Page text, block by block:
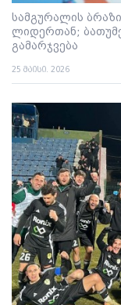
სამგურალის
ლიდერთან;
გამარჯვება
25 მაისი. 2026